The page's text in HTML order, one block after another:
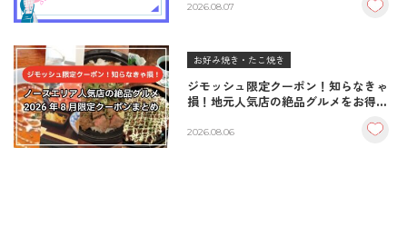
2026.08.07
お好み焼き・たこ焼き
ジモッシュ限定クーポン！知らなきゃ
損！地元人気店の絶品グルメをお得に
2026.08.06